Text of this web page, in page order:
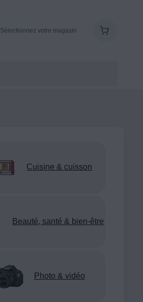
Sélectionnez votre magasin
Cuisine & cuisson
Beauté, santé & bien-être
Photo & vidéo